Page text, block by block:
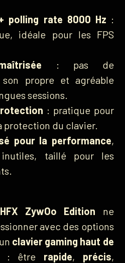
polling rate 8000 Hz :
idéale pour les FPS
: pas de
son propre et agréable
sessions.
: pratique pour
protection du clavier.
pour la performance,
taillé pour les
ZywOo Edition ne
avec des options
clavier gaming haut de
: être rapide, précis,